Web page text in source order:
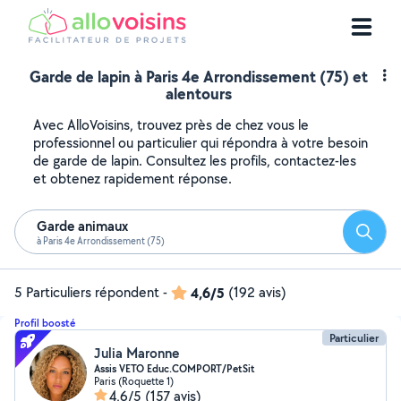
Garde de lapin à Paris 4e Arrondissement (75) et
alentours
Avec AlloVoisins, trouvez près de chez vous le
professionnel ou particulier qui répondra à votre besoin
de garde de lapin. Consultez les profils, contactez-les
et obtenez rapidement réponse.
Garde animaux
à Paris 4e Arrondissement (75)
5 Particuliers répondent- 4,6/5 (192 avis)
Profil boosté
Particulier
Julia Maronne
Assis VETO Educ.COMPORT/PetSit
Paris (Roquette 1)
4,6/5 (157 avis)